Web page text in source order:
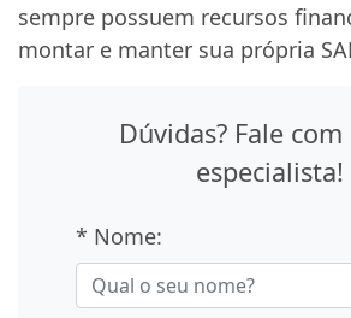
sempre possuem recursos
montar e manter sua própria
Dúvidas? Fale com
especialista!
* Nome: